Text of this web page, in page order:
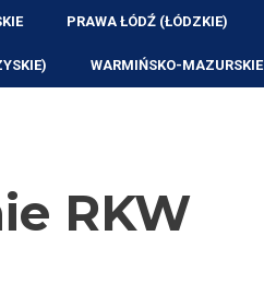
PRAWA ŁÓDŹ (ŁÓDZKIE)
WARMIŃSKO-MAZURSKIE
RKW